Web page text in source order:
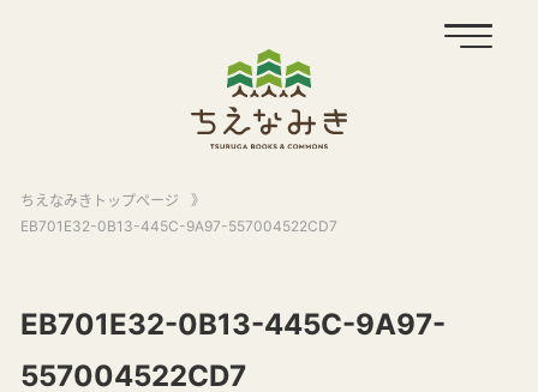
ちえなみきトップページ
》
EB701E32-0B13-445C-9A97-557004522CD7
EB701E32-0B13-445C-9A97-
557004522CD7